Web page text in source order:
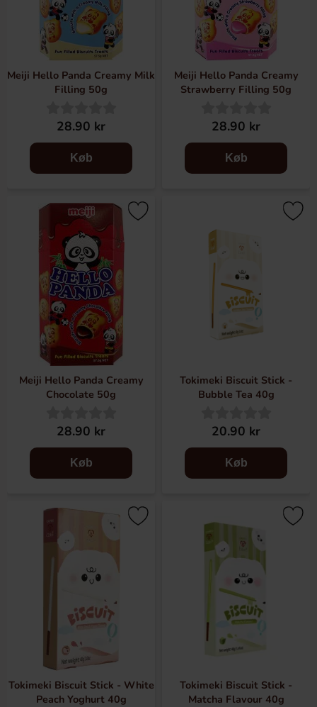
Meiji Hello Panda Creamy Milk
Filling 50g
28.90 kr
Køb
Meiji Hello Panda Creamy
Strawberry Filling 50g
28.90 kr
Køb
Meiji Hello Panda Creamy
Chocolate 50g
28.90 kr
Køb
Tokimeki Biscuit Stick -
Bubble Tea 40g
20.90 kr
Køb
Tokimeki Biscuit Stick - White
Peach Yoghurt 40g
Tokimeki Biscuit Stick -
Matcha Flavour 40g